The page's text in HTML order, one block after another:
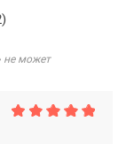
не может